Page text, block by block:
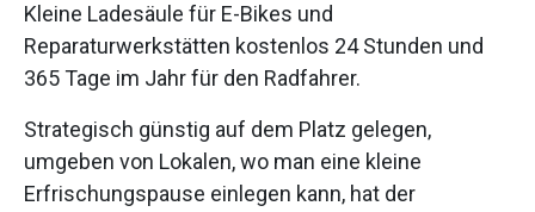
Kleine Ladesäule für E-Bikes und
Reparaturwerkstätten kostenlos 24 Stunden und
365 Tage im Jahr für den Radfahrer.
Strategisch günstig auf dem Platz gelegen,
umgeben von Lokalen, wo man eine kleine
Erfrischungspause einlegen kann, hat der